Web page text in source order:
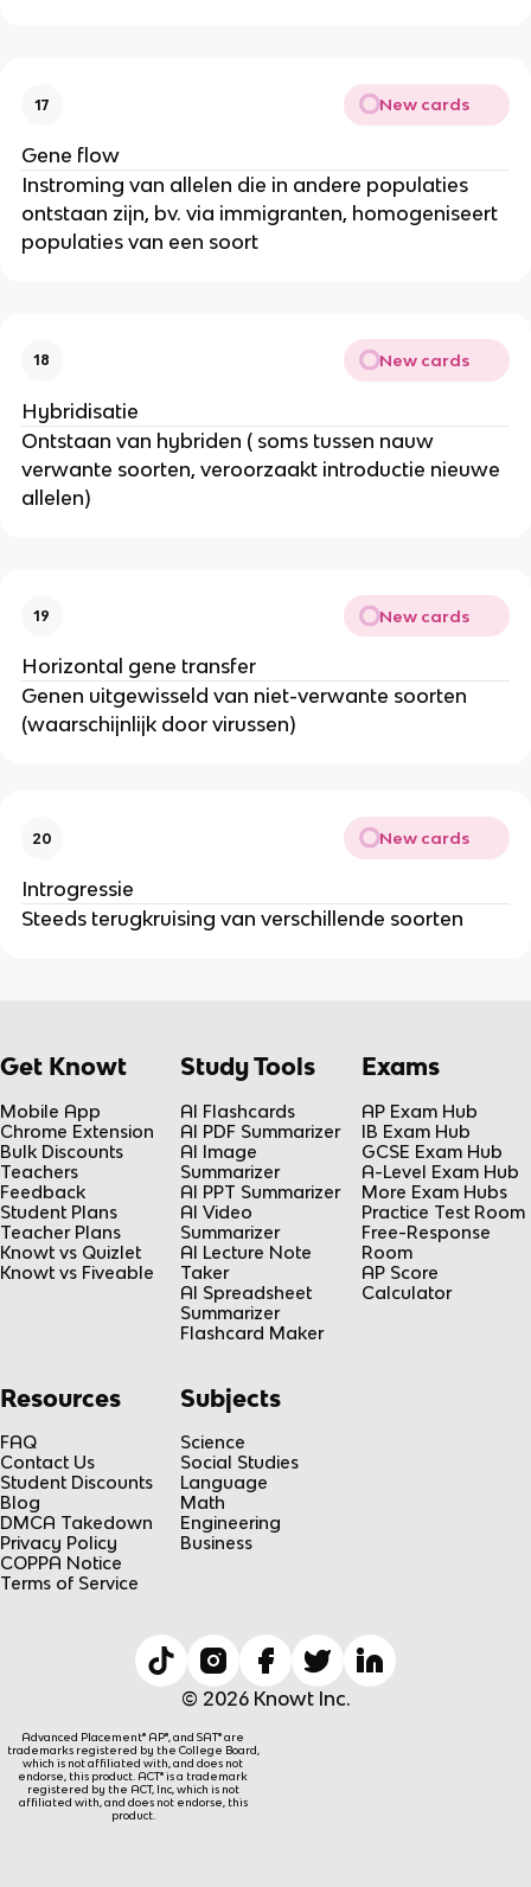
17 New cards
Gene flow
Instroming van allelen die in andere populaties
ontstaan zijn, bv. via immigranten, homogeniseert
populaties van een soort
18 New cards
Hybridisatie
Ontstaan van hybriden ( soms tussen nauw
verwante soorten, veroorzaakt introductie nieuwe
allelen)
19 New cards
Horizontal gene transfer
Genen uitgewisseld van niet-verwante soorten
(waarschijnlijk door virussen)
20 New cards
Introgressie
Steeds terugkruising van verschillende soorten
Get Knowt
Mobile App
Chrome Extension
Bulk Discounts
Teachers
Feedback
Student Plans
Teacher Plans
Knowt vs Quizlet
Knowt vs Fiveable
Study Tools
AI Flashcards
AI PDF Summarizer
AI Image
Summarizer
AI PPT Summarizer
AI Video
Summarizer
AI Lecture Note
Taker
AI Spreadsheet
Summarizer
Flashcard Maker
Exams
AP Exam Hub
IB Exam Hub
GCSE Exam Hub
A-Level Exam Hub
More Exam Hubs
Practice Test Room
Free-Response
Room
AP Score
Calculator
Resources
FAQ
Contact Us
Student Discounts
Blog
DMCA Takedown
Privacy Policy
COPPA Notice
Terms of Service
Subjects
Science
Social Studies
Language
Math
Engineering
Business
© 2026 Knowt Inc.
Advanced Placement® AP®, and SAT® are
trademarks registered by the College Board,
which is not affiliated with, and does not
endorse, this product. ACT® is a trademark
registered by the ACT, Inc, which is not
affiliated with, and does not endorse, this
product.